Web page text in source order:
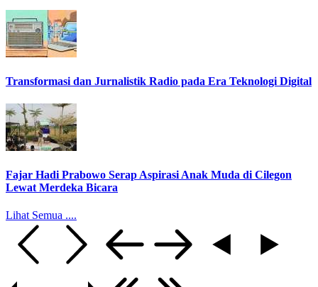
Transformasi dan Jurnalistik Radio pada Era Teknologi Digital
Fajar Hadi Prabowo Serap Aspirasi Anak Muda di Cilegon
Lewat Merdeka Bicara
Lihat Semua ....